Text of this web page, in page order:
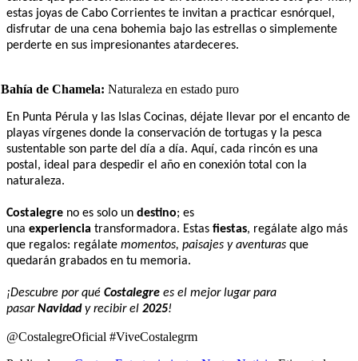
estas joyas de Cabo Corrientes te invitan a practicar esnórquel,
disfrutar de una cena bohemia bajo las estrellas o simplemente
perderte en sus impresionantes atardeceres.
Bahía de Chamela: Naturaleza en estado puro
En Punta Pérula y las Islas Cocinas, déjate llevar por el encanto de
playas vírgenes donde la conservación de tortugas y la pesca
sustentable son parte del día a día. Aquí, cada rincón es una
postal, ideal para despedir el año en conexión total con la
naturaleza.
Costalegre no es solo un destino; es
una experiencia transformadora. Estas fiestas, regálate algo más
que regalos: regálate momentos, paisajes y aventuras que
quedarán grabados en tu memoria.
¡Descubre por qué Costalegre es el mejor lugar para
pasarNavidady recibir el 2025!
@CostalegreOficial #ViveCostalegrm